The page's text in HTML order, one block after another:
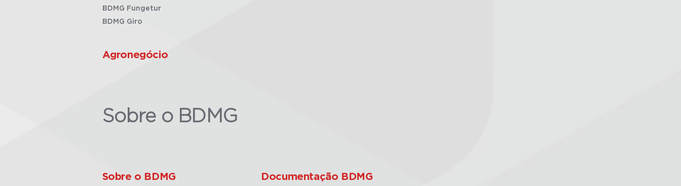
BDMG Fungetur
BDMG Giro
Agronegócio
Sobre o BDMG
Sobre o BDMG Documentação BDMG